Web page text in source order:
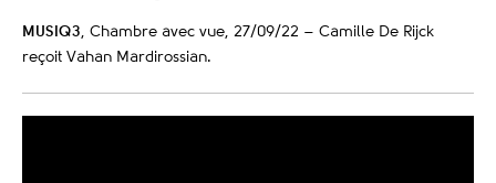
MUSIQ3 , Chambre avec vue, 27/09/22 – Camille De Rijck
reçoit Vahan Mardirossian.